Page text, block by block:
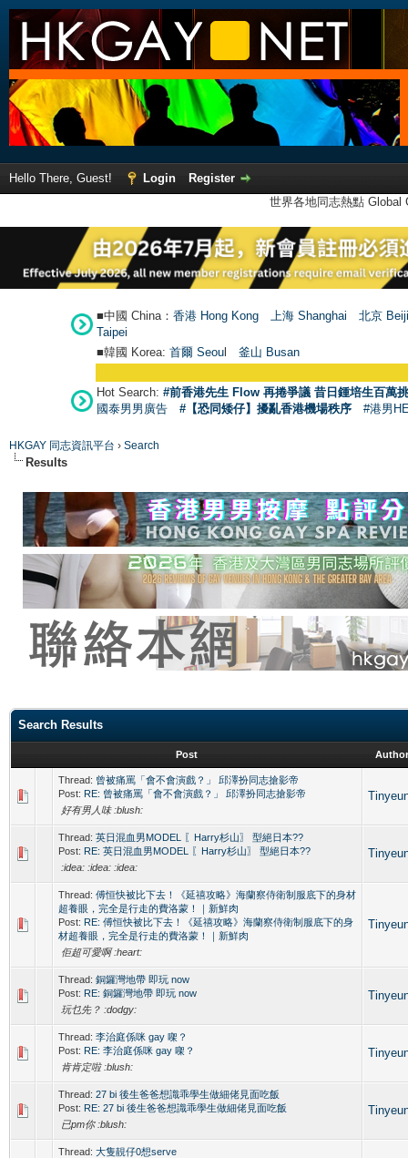
Hello There, Guest! Login
Register
世界各地同志熱點
■中國 China： 香港 Hong Kong 上海 Shanghai
北京
Taipei
■韓國 Korea: 首爾 Seoul 釜山 Busan
Hot Search: #前香港先生 Flow 再捲爭議 昔日鍾培生百萬
國泰男男廣告
#【恐同矮仔】擾亂香港機場秩序 #港男
HKGAY 同志資訊平台 › Search
Results
Search Results
Post Author
Thread: 曾被痛罵「會不會演戲？」 邱澤扮同志搶影帝
Post: RE: 曾被痛罵「會不會演戲？」 邱澤扮同志搶影帝
好有男人味 :blush:
Thread: 英日混血男MODEL 〖Harry杉山〗 型絕日本??
Post: RE: 英日混血男MODEL 〖Harry杉山〗 型絕日本??
:idea: :idea: :idea:
Thread: 傅恒快被比下去！《延禧攻略》海蘭察侍衛制服底下的身材
超養眼，完全是行走的費洛蒙！｜新鮮肉
Post: RE: 傅恒快被比下去！《延禧攻略》海蘭察侍衛制服底下的身
材超養眼，完全是行走的費洛蒙！｜新鮮肉
佢超可愛啊 :heart:
Thread: 銅鑼灣地帶 即玩 now
Post: RE: 銅鑼灣地帶 即玩 now
玩乜先？ :dodgy:
Thread: 李治庭係咪 gay 㗎？
Post: RE: 李治庭係咪 gay 㗎？
肯肯定啦 :blush:
Thread: 27 bi 後生爸爸想識乖學生做細佬見面吃飯
Post: RE: 27 bi 後生爸爸想識乖學生做細佬見面吃飯
已pm你 :blush:
Thread: 大隻靚仔0想serve